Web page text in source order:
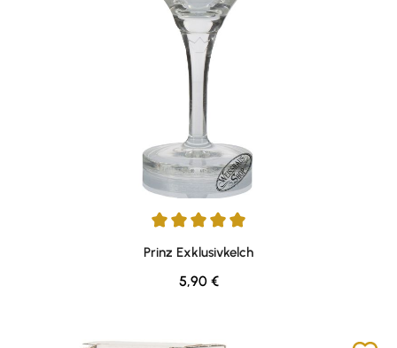
Durchschnittliche Bewertung von 5 von 5 Sternen
Prinz Exklusivkelch
Regulärer Preis:
5,90 €